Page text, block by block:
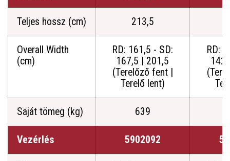
Teljes hossz (cm) 213,5
Overall Width
(cm)
RD: 161,5 - SD:
167,5 | 201,5
(Terelőző fent |
Terelő lent)
RD:
Saját tömeg (kg) 639
Vezérlés 5902092